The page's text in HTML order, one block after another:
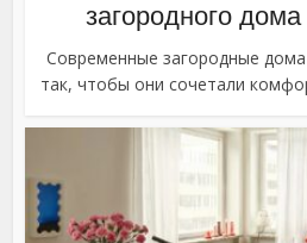
загородного
Современные загородные
так, чтобы они сочетали